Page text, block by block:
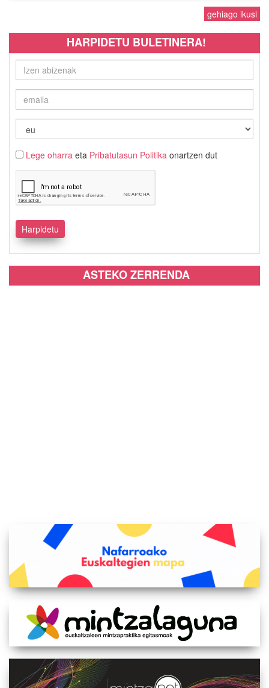
gehiago ikusi
HARPIDETU BULETINERA!
Lege oharra eta Pribatutasun Politika onartzen dut
ASTEKO ZERRENDA